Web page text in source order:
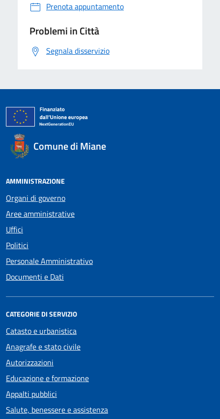
Prenota appuntamento
Problemi in Città
Segnala disservizio
Comune di Miane
AMMINISTRAZIONE
Organi di governo
Aree amministrative
Uffici
Politici
Personale Amministrativo
Documenti e Dati
CATEGORIE DI SERVIZIO
Catasto e urbanistica
Anagrafe e stato civile
Autorizzazioni
Educazione e formazione
Appalti pubblici
Salute, benessere e assistenza